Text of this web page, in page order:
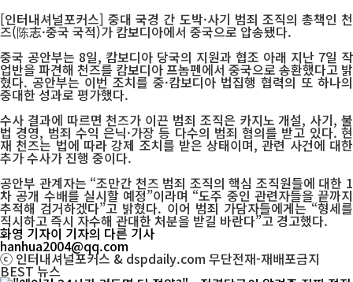
[인터내셔널포커스] 중대 국경 간 도박·사기 범죄 조직의 총책인 천
즈(陈志·중국 국적)가 캄보디아에서 중국으로 압송됐다.
중국 공안부는 8일, 캄보디아 당국의 지원과 협조 아래 지난 7일 작
업반을 파견해 천즈를 캄보디아 프놈펜에서 중국으로 송환했다고 밝
혔다. 공안부는 이번 조치를 중·캄보디아 법집행 협력의 또 하나의
중대한 성과로 평가했다.
수사 결과에 따르면 천즈가 이끈 범죄 조직은 카지노 개설, 사기, 불
법 경영, 범죄 수익 은닉·가장 등 다수의 범죄 혐의를 받고 있다. 현
재 천즈는 법에 따라 강제 조치를 받은 상태이며, 관련 사건에 대한
추가 수사가 진행 중이다.
공안부 관계자는 “조만간 천즈 범죄 조직의 핵심 조직원들에 대한 1
차 공개 수배를 실시할 예정”이라며 “도주 중인 관련자들을 끝까지
추적해 검거하겠다”고 밝혔다. 이어 범죄 가담자들에게는 “형세를
직시하고 즉시 자수해 관대한 처분을 받길 바란다”고 경고했다.
화영 기자이 기자의 다른 기사
hanhua2004@qq.com
ⓒ 인터내셔널포커스 & dspdaily.com 무단전재-재배포금지
BEST뉴스